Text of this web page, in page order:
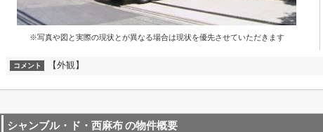
※写真や図と実際の現状とが異なる場合は現状を優先させていただきます
コメント 【外観】
シャンブル・ド・西麻布の物件概要